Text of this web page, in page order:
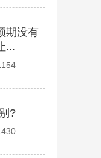
期没有
...
?